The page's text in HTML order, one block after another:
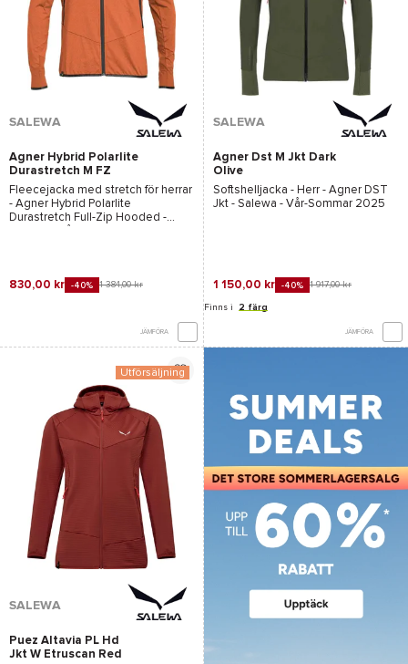
SALEWA
Agner Hybrid Polarlite
Durastretch M FZ
Hoody Bombay Brown
Melange
Fleecejacka med stretch för herrar
- Agner Hybrid Polarlite
Durastretch Full-Zip Hooded -
830,00 kr -40% 1 384,00 kr
JÄMFÖRA
SALEWA
Agner Dst M Jkt Dark
Olive
Softshelljacka - Herr - Agner DST
Jkt - Salewa - Vår-Sommar 2025
1 150,00 kr -40% 1 917,00 kr
Finns i 2 färg
JÄMFÖRA
Utförsäljning
SALEWA
Puez Altavia PL Hd
Jkt W Etruscan Red